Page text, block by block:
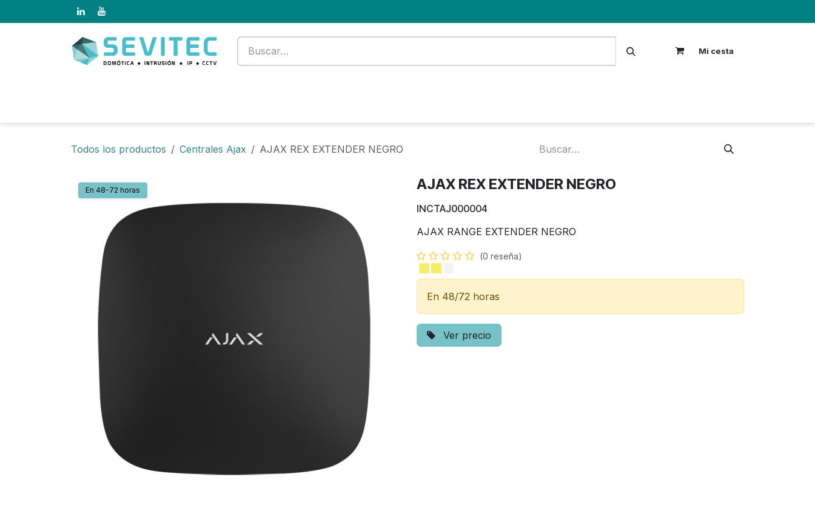
Mi cesta
Todos los productos Centrales Ajax AJAX REX EXTENDER NEGRO
En 48-72 horas AJAX REX EXTENDER NEGRO
INCTAJ000004
AJAX RANGE EXTENDER NEGRO
(0 reseña)
En 48/72 horas
Ver precio